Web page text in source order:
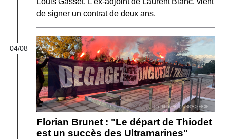
de signer un contrat de deux ans.
04/08
Florian Brunet : "Le départ de Thiodet
est un succès des Ultramarines"